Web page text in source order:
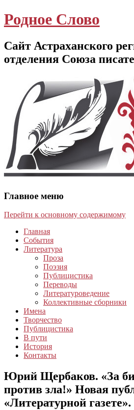
Родное Слово
Сайт Астраханского
отделения Союза
Главное меню
Перейти к основному содержимому
Главная
События
Литература
Проза
Поэзия
Публицистика
Переводы
Литературоведение
Коллективные сборники
Имена
Творчество
Публицистика
В пути
История
Контакты
Юрий Щербаков. «За
против зла!» Новая
«Литературной газете».